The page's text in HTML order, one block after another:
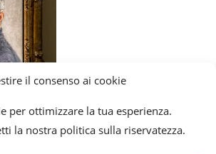
il consenso ai cookie
per ottimizzare la tua esperienza.
la nostra politica sulla riservatezza.